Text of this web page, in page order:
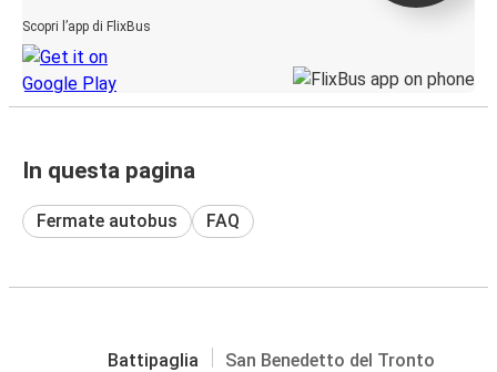
Scopri l’app di FlixBus
In questa pagina
Fermate autobus FAQ
Battipaglia San Benedetto del Tronto